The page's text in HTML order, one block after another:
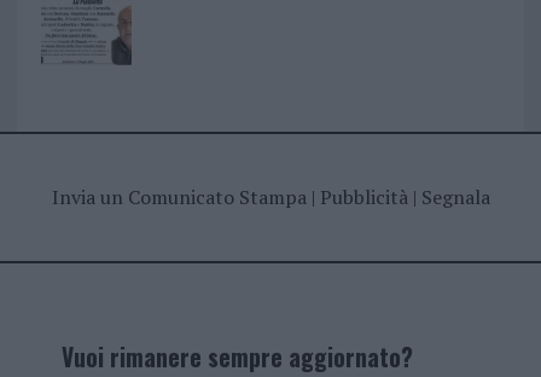
Invia un Comunicato Stampa| Pubblicità| Segnala
Vuoi rimanere sempre aggiornato?